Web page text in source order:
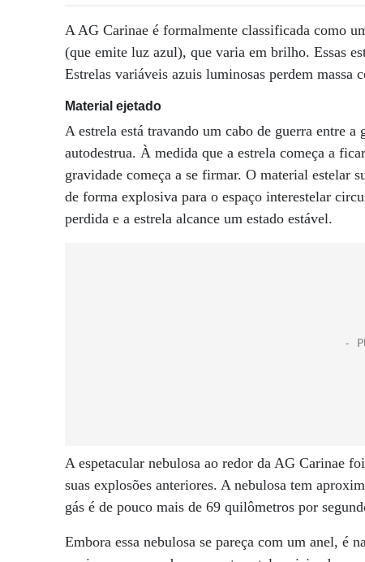
A AG Carinae é formalmente classificada como
(que emite luz azul), que varia em brilho. Essas
Estrelas variáveis ​​azuis luminosas perdem massa
Material ejetado
A estrela está travando um cabo de guerra entre a
autodestrua. À medida que a estrela começa a
gravidade começa a se firmar. O material estelar
de forma explosiva para o espaço interestelar
perdida e a estrela alcance um estado estável.
A espetacular nebulosa ao redor da AG Carinae
suas explosões anteriores. A nebulosa tem
gás é de pouco mais de 69 quilômetros por
Embora essa nebulosa se pareça com um anel, é